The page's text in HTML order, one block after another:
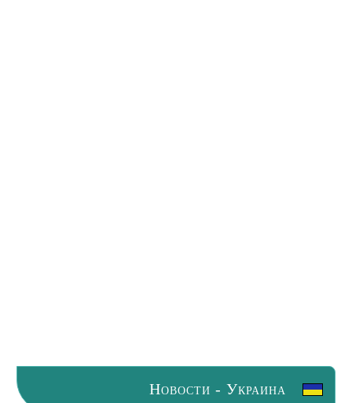
Новости - Украина